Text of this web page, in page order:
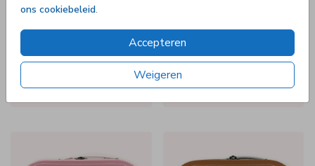
ons cookiebeleid.
Accepteren
Weigeren